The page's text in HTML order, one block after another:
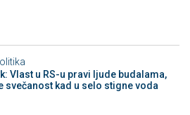
Vlast u RS-u pravi ljude budalama,
svečanost kad u selo stigne voda